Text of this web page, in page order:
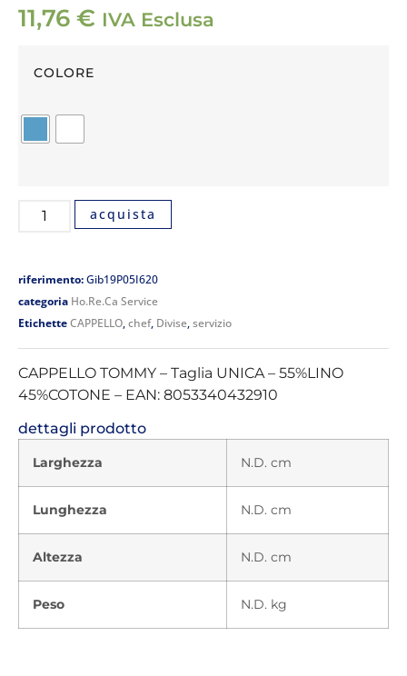
11,76 € IVA Esclusa
COLORE
acquista
riferimento:Gib19P05I620
categoria Ho.Re.Ca Service
EtichetteCAPPELLO,chef, Divise,servizio
CAPPELLO TOMMY – Taglia UNICA – 55%LINO
45%COTONE – EAN: 8053340432910
dettagli prodotto
Larghezza N.D. cm
Lunghezza N.D. cm
Altezza N.D. cm
Peso N.D. kg